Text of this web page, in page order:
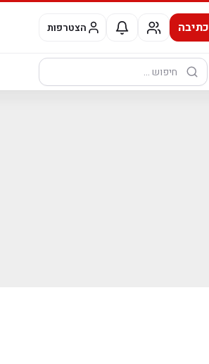
כתיבה הצטרפות
חיפוש: